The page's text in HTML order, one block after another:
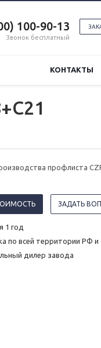
100-90-13
Звонок бесплатный
КОНТАКТЫ
профлиста
ЗАДАТЬ
1 год
по всей территории РФ и
дилер завода